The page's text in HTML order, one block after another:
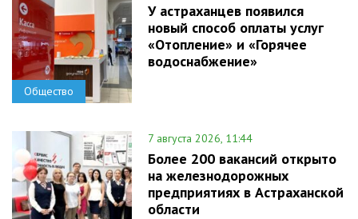
Общество
У астраханцев появился
новый способ оплаты услуг
«Отопление» и «Горячее
водоснабжение»
7 августа 2026, 11:44
Более 200 вакансий открыто
на железнодорожных
предприятиях в Астраханской
области